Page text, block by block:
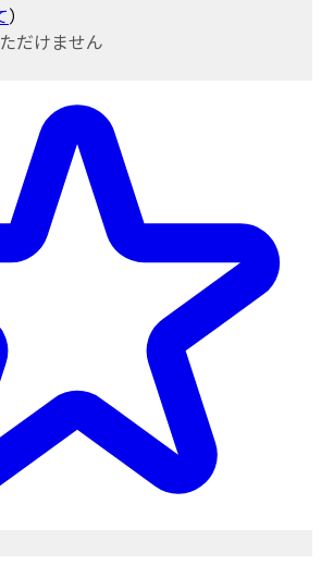
）
だけません